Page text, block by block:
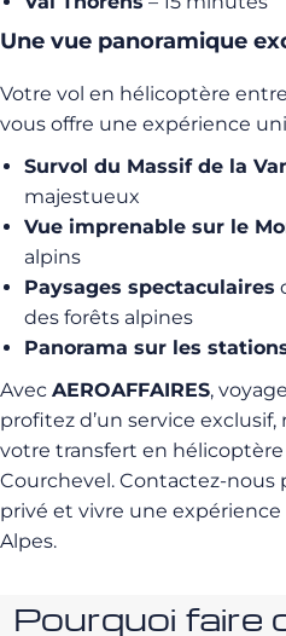
Une vue panoramique
Votre vol en hélicoptère
vous offre une expérience
Survol du Massif de la
majestueux
Vue imprenable sur le
alpins
Paysages spectaculaires
des forêts alpines
Panorama sur les
Avec AEROAFFAIRES,
profitez d’un service
votre transfert en
Courchevel. Contactez-nous
privé et vivre une
Alpes.
Pourquoi faire